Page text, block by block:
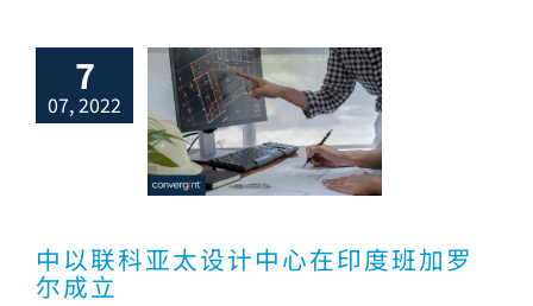
联系我们
访问其他地区官网
7
07, 2022
亚太设计中
中以联科亚太设计中心在印度班加罗
尔成立